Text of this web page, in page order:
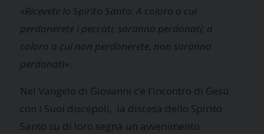
«Ricevete lo Spirito Santo. A coloro a cui
perdonerete i peccati, saranno perdonati; a
coloro a cui non perdonerete, non saranno
perdonati».
Nel Vangelo di Giovanni c’è l’incontro di Gesù
con i Suoi discepoli, la discesa dello Spirito
Santo su di loro segna un avvenimento